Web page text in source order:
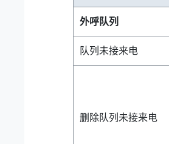
外呼队列
队列未接来电
删除队列未接来电